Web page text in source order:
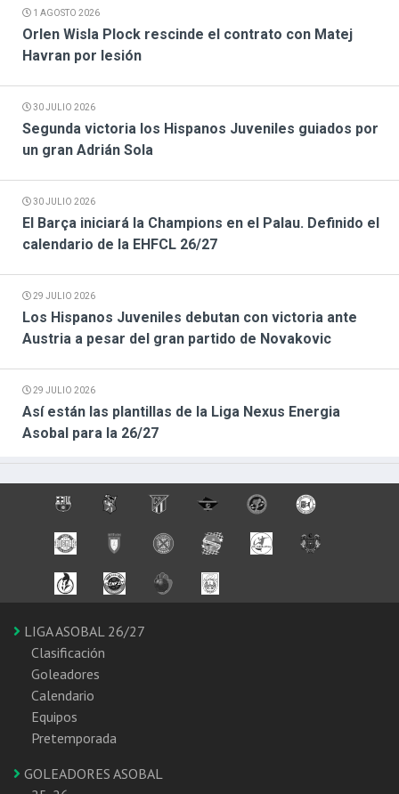
1 AGOSTO 2026
Orlen Wisla Plock rescinde el contrato con Matej
Havran por lesión
30 JULIO 2026
Segunda victoria los Hispanos Juveniles guiados por
un gran Adrián Sola
30 JULIO 2026
El Barça iniciará la Champions en el Palau. Definido el
calendario de la EHFCL 26/27
29 JULIO 2026
Los Hispanos Juveniles debutan con victoria ante
Austria a pesar del gran partido de Novakovic
29 JULIO 2026
Así están las plantillas de la Liga Nexus Energia
Asobal para la 26/27
LIGA ASOBAL 26/27
Clasificación
Goleadores
Calendario
Equipos
Pretemporada
GOLEADORES ASOBAL